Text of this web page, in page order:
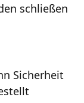
schließen
Sicherheit